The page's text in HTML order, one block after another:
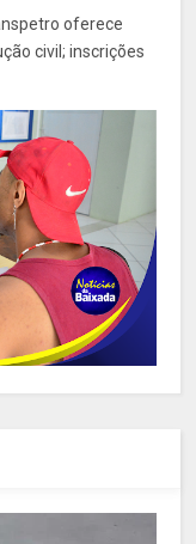
oferece
civil; inscrições